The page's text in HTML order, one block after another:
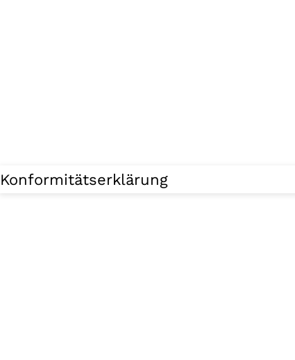
Konformitätserklärung